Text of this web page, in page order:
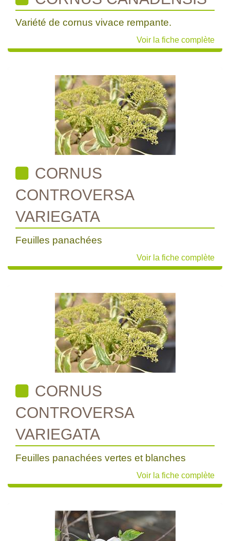
Variété de cornus vivace rempante.
Voir la fiche complète
CORNUS
CONTROVERSA
VARIEGATA
Feuilles panachées
Voir la fiche complète
CORNUS
CONTROVERSA
VARIEGATA
Feuilles panachées vertes et blanches
Voir la fiche complète